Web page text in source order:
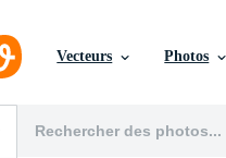
Vecteurs Photos